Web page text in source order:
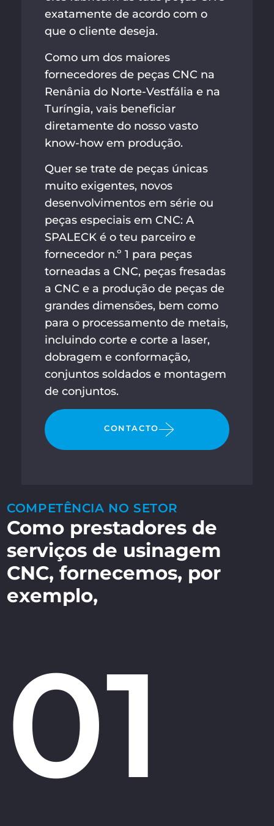
exatamente de acordo com o
que o cliente deseja.
Como um dos maiores
fornecedores de peças CNC na
Renânia do Norte-Vestfália e na
Turíngia, vais beneficiar
diretamente do nosso vasto
know-how em produção.
Quer se trate de peças únicas
muito exigentes, novos
desenvolvimentos em série ou
peças especiais em CNC: A
SPALECK é o teu parceiro e
fornecedor n.º 1 para peças
torneadas a CNC, peças fresadas
a CNC e a produção de peças de
grandes dimensões, bem como
para o processamento de metais,
incluindo corte e corte a laser,
dobragem e conformação,
conjuntos soldados e montagem
de conjuntos.
CONTACTO
COMPETÊNCIA NO SETOR
Como prestadores de
serviços de usinagem
CNC, fornecemos, por
exemplo,
01